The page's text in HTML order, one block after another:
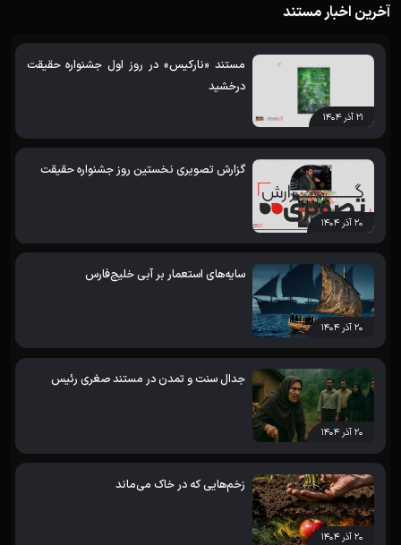
آخرین اخبار مستند
۲۱ آذر ۱۴۰۴
مستند «نارکیس» در روز اول جشنواره حقیقت
درخشید
۲۰ آذر ۱۴۰۴
گزارش تصویری نخستین روز جشنواره حقیقت
۲۰ آذر ۱۴۰۴
سایه‌های استعمار بر آبی خلیج‌فارس
۲۰ آذر ۱۴۰۴
جدال سنت و تمدن در مستند صغری رئیس
۲۰ آذر ۱۴۰۴
زخم‌هایی که در خاک می‌ماند